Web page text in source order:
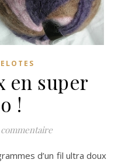
en super
!